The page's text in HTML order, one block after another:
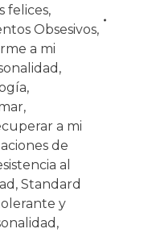
felices,
Obsesivos,
a mi
,
,
,
a mi
de
al
, Standard
y
,